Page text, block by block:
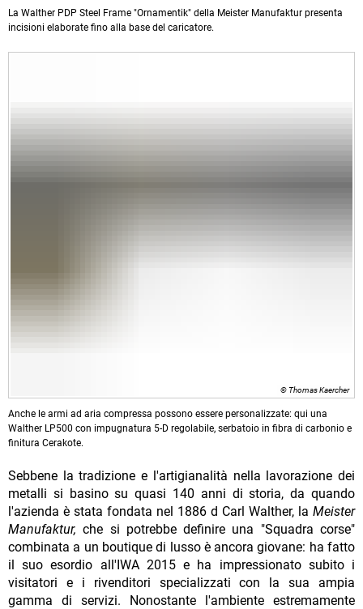
La Walther PDP Steel Frame "Ornamentik" della Meister Manufaktur presenta
incisioni elaborate fino alla base del caricatore.
© Thomas Kaercher
Anche le armi ad aria compressa possono essere personalizzate: qui una
Walther LP500 con impugnatura 5-D regolabile, serbatoio in fibra di carbonio e
finitura Cerakote.
Sebbene la tradizione e l'artigianalità nella lavorazione dei
metalli si basino su quasi 140 anni di storia, da quando
l'azienda è stata fondata nel 1886 d Carl Walther, la Meister
Manufaktur,che si potrebbe definire una "Squadra corse"
combinata a un boutique di lusso è ancora giovane: ha fatto
il suo esordio all'IWA 2015 e ha impressionato subito i
visitatori e i rivenditori specializzati con la sua ampia
gamma di servizi. Nonostante l'ambiente estremamente